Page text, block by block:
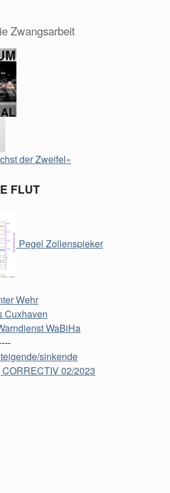
Zwangsarbeit
der Zweifel«
FLUT
Pegel Zollenspieker
Wehr
Cuxhaven
WaBiHa
sinkende
02/2023